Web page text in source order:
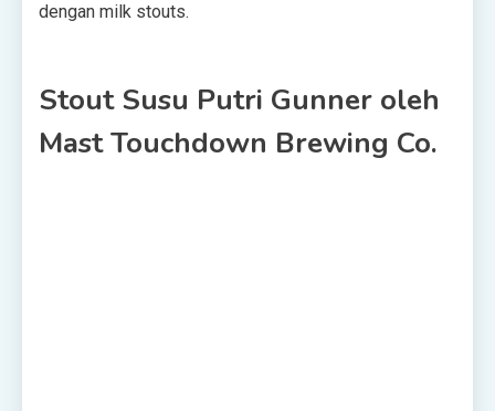
dengan milk stouts.
Stout Susu Putri Gunner oleh
Mast Touchdown Brewing Co.